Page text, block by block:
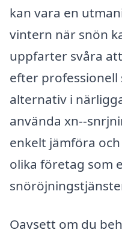
kan vara en
vintern när snön
uppfarter svåra
efter
alternativ i
använda xn--
enkelt jämföra
olika företag som
Oavsett om du